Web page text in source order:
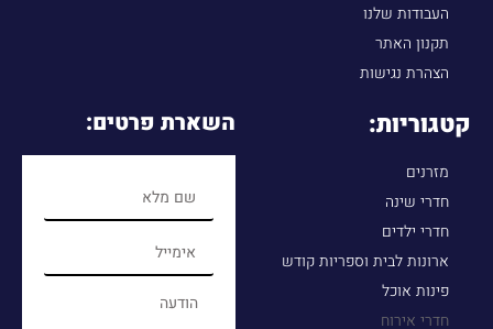
העבודות שלנו
תקנון האתר
הצהרת נגישות
קטגוריות:
מזרנים
חדרי שינה
חדרי ילדים
ארונות לבית וספריות קודש
פינות אוכל
חדרי אירוח
השארת פרטים: